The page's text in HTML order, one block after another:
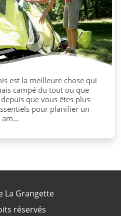
est la meilleure chose qui
campé du tout ou que
que vous êtes plus
pour planifier un
La Grangette
réservés